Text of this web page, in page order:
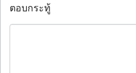
ตอบกระทู้